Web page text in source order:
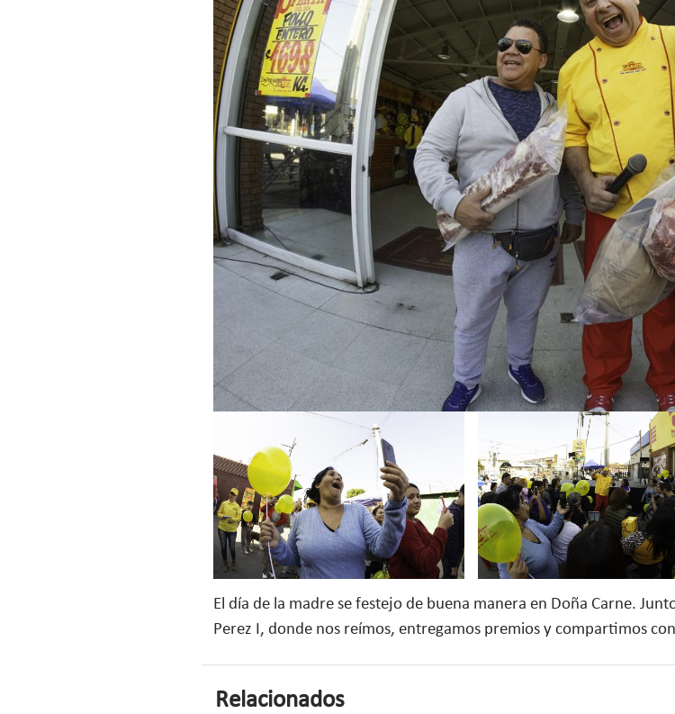
El día de la madre se festejo de buena manera en Doña Carne.
Perez I, donde nos reímos, entregamos premios y compartimos
Relacionados